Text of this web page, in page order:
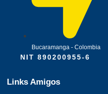
Bucaramanga - Colombia
NIT 890200955-6
Links Amigos